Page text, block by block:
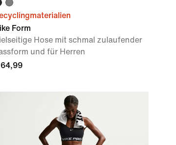
Form
Hose mit schmal zulaufender
und für Herren